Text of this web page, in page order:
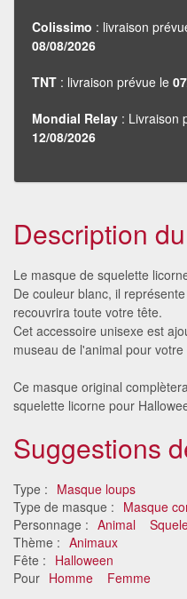
Colissimo : livraison
08/08/2026
TNT : livraison prévue le
Mondial Relay : Livraison
12/08/2026
Description
Le masque de squelette
De couleur blanc, il
recouvrira toute votre tête.
Cet accessoire unisexe est
museau de l'animal pour votre
Ce masque original
squelette licorne pour
Suggestions
Type : Masque loups
Type de masque : Masque
Personnage : Animal
Thème : Animaux
Fête : Halloween
Pour Homme Femme